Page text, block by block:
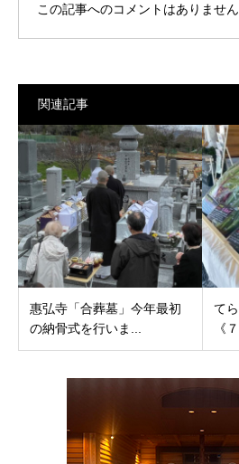
この記事へのコメントはありません
関連記事
惠弘寺「合葬墓」今年最初
の納骨式を行いま...
て
《